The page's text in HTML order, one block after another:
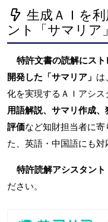
生成ＡＩを
ント「サマリア」
特許文書の読解にスト
開発した「サマリア」 は
化を実現するＡＩアシ
用語解説、サマリ作成
評価など知財担当者に
た、英語・中国語にも対
特許読解アシスタント
ださい。